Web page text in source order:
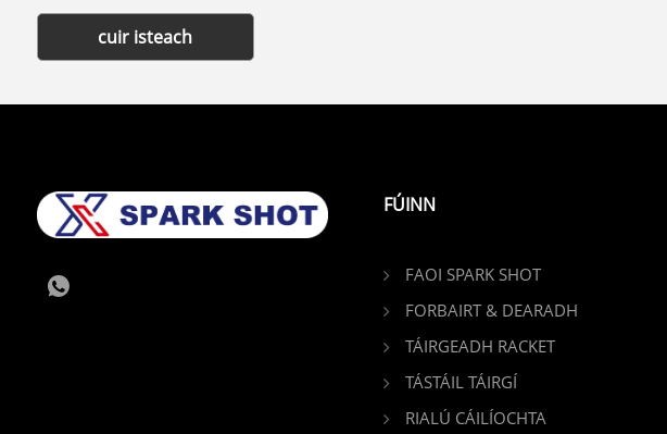
cuir isteach
FÚINN
FAOI SPARK SHOT
FORBAIRT & DEARADH
TÁIRGEADH RACKET
TÁSTÁIL TÁIRGÍ
RIALÚ CÁILÍOCHTA